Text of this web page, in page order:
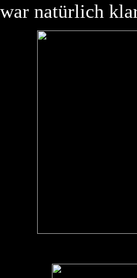
natürlich